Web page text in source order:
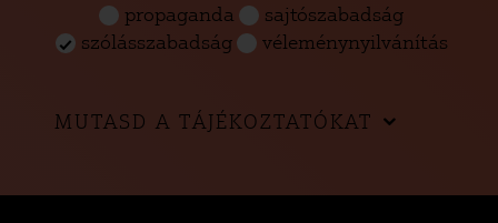
propaganda
sajtószabadság
szólásszabadság
véleménynyilvánítás
MUTASD A TÁJÉKOZTATÓKAT